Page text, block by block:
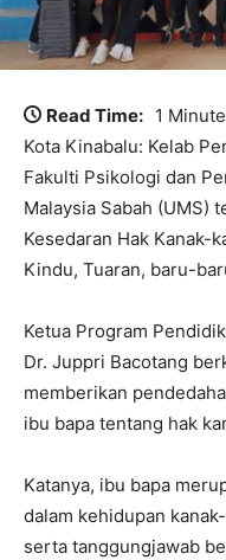
Read Time: 1
Kota Kinabalu: Kelab
Fakulti Psikologi dan
Malaysia Sabah (UMS)
Kesedaran Hak Kanak-
Kindu, Tuaran, baru-
Ketua Program
Dr. Juppri Bacotang
memberikan
ibu bapa tentang hak
Katanya, ibu bapa
dalam kehidupan
serta tanggungjawab